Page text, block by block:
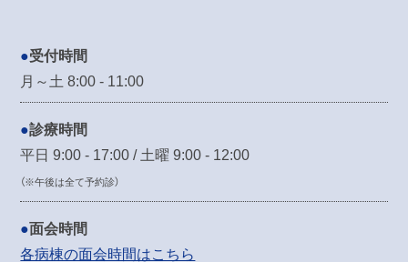
受付時間
月～土 8:00 - 11:00
診療時間
平日 9:00 - 17:00 / 土曜 9:00 - 12:00
（※午後は全て予約診）
面会時間
各病棟の面会時間はこちら